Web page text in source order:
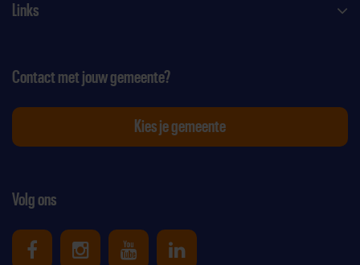
Links
Volg ons
Contact met jouw gemeente?
Kies je gemeente